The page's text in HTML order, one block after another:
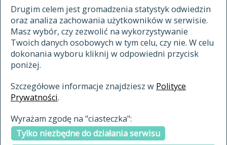
Drugim celem jest gromadzenia statystyk odwiedzin
oraz analiza zachowania użytkowników w serwisie.
Masz wybór, czy zezwolić na wykorzystywanie
Twoich danych osobowych w tym celu, czy nie. W celu
dokonania wyboru kliknij w odpowiedni przycisk
poniżej.
Szczegółowe informacje znajdziesz w Polityce
Prywatności.
Wyrażam zgodę na "ciasteczka":
Tylko niezbędne do działania serwisu
materiały archiwalne
cytowanie
kontakt
indeksie